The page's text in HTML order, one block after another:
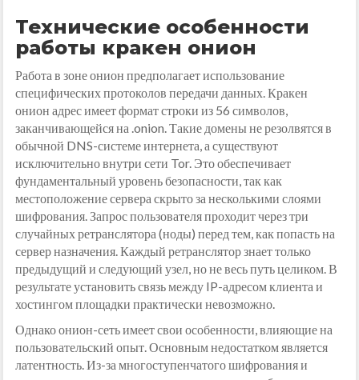
Технические особенности
работы кракен онион
Работа в зоне онион предполагает использование
специфических протоколов передачи данных. Кракен
онион адрес имеет формат строки из 56 символов,
заканчивающейся на .onion. Такие домены не резолвятся в
обычной DNS-системе интернета, а существуют
исключительно внутри сети Tor. Это обеспечивает
фундаментальный уровень безопасности, так как
местоположение сервера скрыто за несколькими слоями
шифрования. Запрос пользователя проходит через три
случайных ретранслятора (ноды) перед тем, как попасть на
сервер назначения. Каждый ретранслятор знает только
предыдущий и следующий узел, но не весь путь целиком. В
результате установить связь между IP-адресом клиента и
хостингом площадки практически невозможно.
Однако онион-сеть имеет свои особенности, влияющие на
пользовательский опыт. Основным недостатком является
латентность. Из-за многоступенчатого шифрования и